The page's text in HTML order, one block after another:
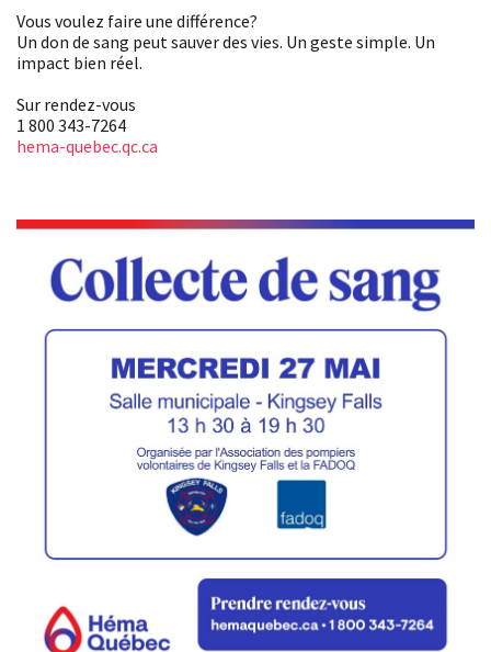
Vous voulez faire une différence?
Un don de sang peut sauver des vies. Un geste simple. Un
impact bien réel.
Sur rendez-vous
1 800 343-7264
hema-quebec.qc.ca